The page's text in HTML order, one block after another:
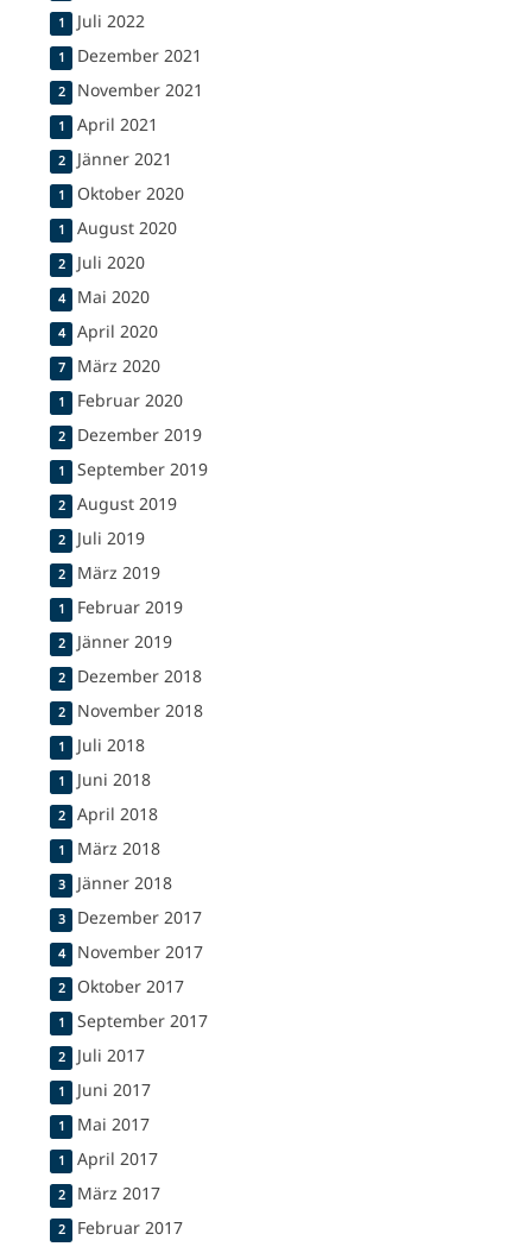
1 Juli 2022
1 Dezember 2021
2 November 2021
1 April 2021
2 Jänner 2021
1 Oktober 2020
1 August 2020
2 Juli 2020
4 Mai 2020
4 April 2020
7 März 2020
1 Februar 2020
2 Dezember 2019
1 September 2019
2 August 2019
2 Juli 2019
2 März 2019
1 Februar 2019
2 Jänner 2019
2 Dezember 2018
2 November 2018
1 Juli 2018
1 Juni 2018
2 April 2018
1 März 2018
3 Jänner 2018
3 Dezember 2017
4 November 2017
2 Oktober 2017
1 September 2017
2 Juli 2017
1 Juni 2017
1 Mai 2017
1 April 2017
2 März 2017
2 Februar 2017